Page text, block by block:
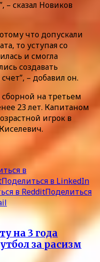
– сказал Новиков
что допускали
то уступая со
и смогла
создавать
– добавил он.
на третьем
23 лет. Капитаном
игрок в
в
Поделиться в LinkedIn
в RedditПоделиться
на 3 года
за расизм